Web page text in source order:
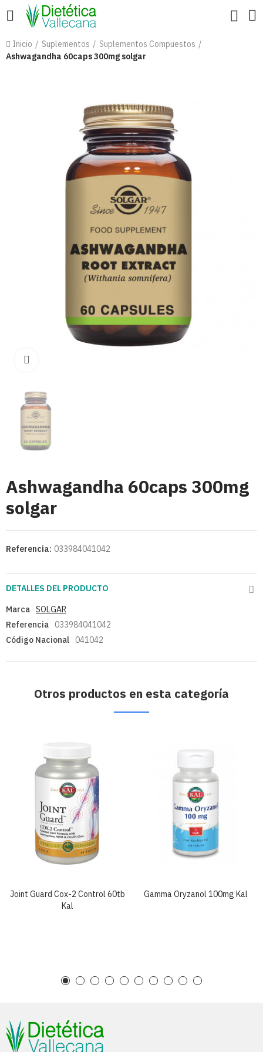
Inicio Suplementos
Suplementos Compuestos
Ashwagandha 60caps 300mg solgar
Ashwagandha 60caps 300mg
solgar
Referencia: 033984041042
DETALLES DEL PRODUCTO
Marca SOLGAR
Referencia
033984041042
Código Nacional
041042
Otros productos en esta categoría
Joint Guard Cox-2 Control 60tb
Kal
Gamma Oryzanol 100mg Kal